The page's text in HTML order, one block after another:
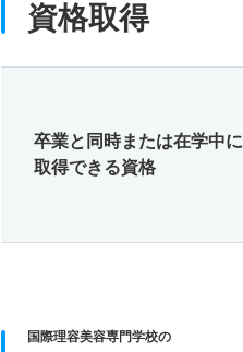
資格取得
卒業と同時または在学中に
取得できる資格
国際理容美容専門学校の